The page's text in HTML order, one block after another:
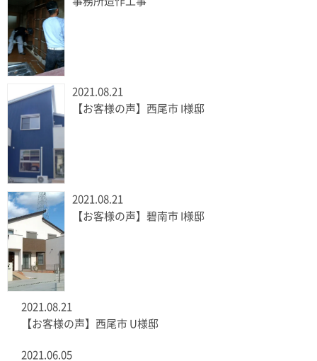
2021.08.21
【お客様の声】西尾市 I様邸
2021.08.21
【お客様の声】碧南市 I様邸
2021.08.21
【お客様の声】西尾市 U様邸
2021.06.05